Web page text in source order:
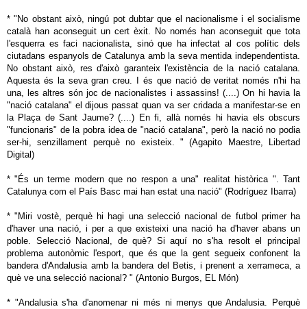
* "No obstant això, ningú pot dubtar que el nacionalisme i el socialisme
català han aconseguit un cert èxit. No només han aconseguit que tota
l'esquerra es faci nacionalista, sinó que ha infectat al cos polític dels
ciutadans espanyols de Catalunya amb la seva mentida independentista.
No obstant això, res d'això garanteix l'existència de la nació catalana.
Aquesta és la seva gran creu. I és que nació de veritat només n'hi ha
una, les altres són joc de nacionalistes i assassins! (....) On hi havia la
"nació catalana" el dijous passat quan va ser cridada a manifestar-se en
la Plaça de Sant Jaume? (....) En fi, allà només hi havia els obscurs
"funcionaris" de la pobra idea de "nació catalana", però la nació no podia
ser-hi, senzillament perquè no existeix. " (Agapito Maestre, Libertad
Digital)
* "És un terme modern que no respon a una" realitat històrica ". Tant
Catalunya com el País Basc mai han estat una nació" (Rodríguez Ibarra)
* "Miri vostè, perquè hi hagi una selecció nacional de futbol primer ha
d'haver una nació, i per a que existeixi una nació ha d'haver abans un
poble. Selecció Nacional, de què? Si aquí no s'ha resolt el principal
problema autonòmic l'esport, que és que la gent segueix confonent la
bandera d'Andalusia amb la bandera del Betis, i prenent a xerrameca, a
què ve una selecció nacional? " (Antonio Burgos, EL Món)
* "Andalusia s'ha d'anomenar ni més ni menys que Andalusia. Perquè